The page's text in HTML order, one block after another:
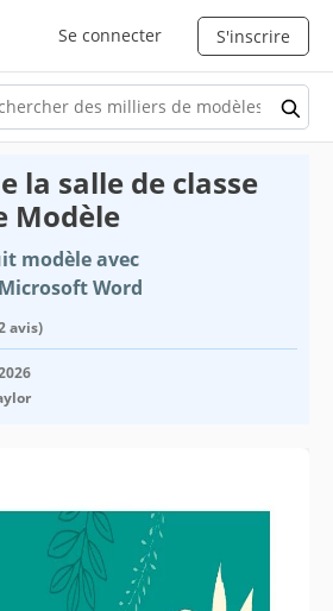
Se connecter S'inscrire
la salle de classe
Modèle
modèle avec
Word
avis)